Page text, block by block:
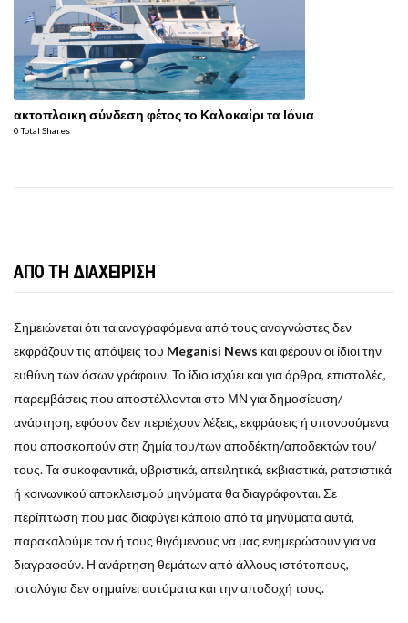
ακτοπλοικη σύνδεση φέτος το Καλοκαίρι τα Ιόνια
0 Total Shares
ΑΠΟ ΤΗ ΔΙΑΧΕΙΡΙΣΗ
Σημειώνεται ότι τα αναγραφόμενα από τους αναγνώστες δεν
εκφράζουν τις απόψεις του Meganisi News και φέρουν οι ίδιοι την
ευθύνη των όσων γράφουν. Το ίδιο ισχύει και για άρθρα, επιστολές,
παρεμβάσεις που αποστέλλονται στο ΜΝ για δημοσίευση/
ανάρτηση, εφόσον δεν περιέχουν λέξεις, εκφράσεις ή υπονοούμενα
που αποσκοπούν στη ζημία του/των αποδέκτη/αποδεκτών του/
τους. Τα συκοφαντικά, υβριστικά, απειλητικά, εκβιαστικά, ρατσιστικά
ή κοινωνικού αποκλεισμού μηνύματα θα διαγράφονται. Σε
περίπτωση που μας διαφύγει κάποιο από τα μηνύματα αυτά,
παρακαλούμε τον ή τους θιγόμενους να μας ενημερώσουν για να
διαγραφούν. Η ανάρτηση θεμάτων από άλλους ιστότοπους,
ιστολόγια δεν σημαίνει αυτόματα και την αποδοχή τους.